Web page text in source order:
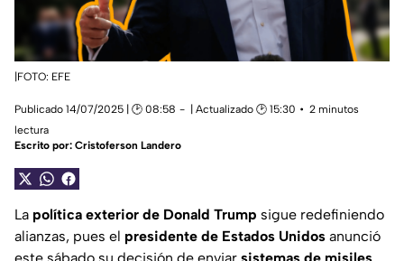
|FOTO: EFE
Publicado 14/07/2025 | 🕑 08:58 | Actualizado 🕑 15:30
2 minutos
lectura
Escrito por: Cristoferson Landero
La política exterior de Donald Trump sigue redefiniendo
alianzas, pues el presidente de Estados Unidos anunció